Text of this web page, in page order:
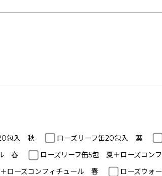
包入 秋 ローズリーフ缶20包入 葉
春
ローズリーフ缶5包 夏＋ローズコン
ローズコンフィチュール 春 ローズウォ